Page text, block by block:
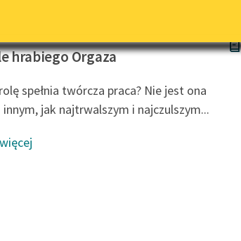
niepełnosprawnościami
E-kolekcja lektur szkolnych i
literatury do słuchania dla
uczennic i uczniów z
niepełnosprawnościami
hrabiego Orgaza
spełnia twórcza praca? Nie jest ona
innym, jak najtrwalszym i najczulszym...